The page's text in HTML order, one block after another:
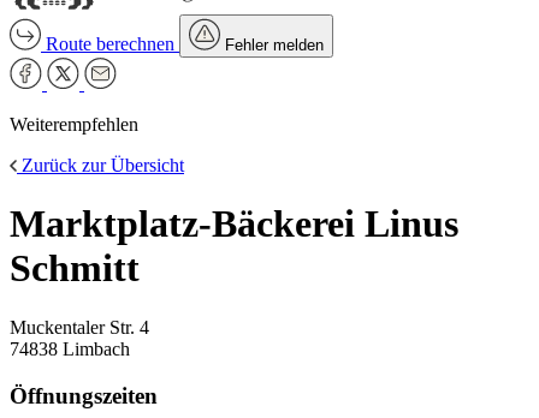
Route berechnen Fehler melden
Weiterempfehlen
Zurück zur Übersicht
Marktplatz-Bäckerei Linus
Schmitt
Muckentaler Str. 4
74838 Limbach
Öffnungszeiten